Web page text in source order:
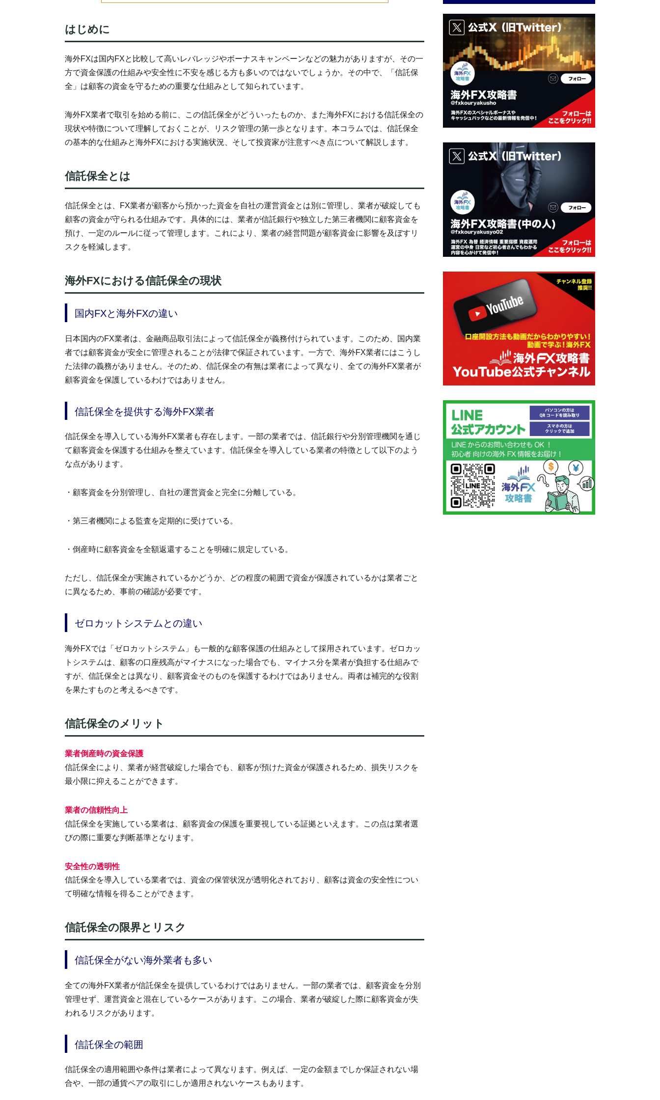
はじめに
海外FXは国内FXと比較して高いレバレッジやボーナスキャンペーンなどの魅力がありますが、その一
方で資金保護の仕組みや安全性に不安を感じる方も多いのではないでしょうか。その中で、「信託保
全」は顧客の資金を守るための重要な仕組みとして知られています。
海外FX業者で取引を始める前に、この信託保全がどういったものか、また海外FXにおける信託保全の
現状や特徴について理解しておくことが、リスク管理の第一歩となります。本コラムでは、信託保全
の基本的な仕組みと海外FXにおける実施状況、そして投資家が注意すべき点について解説します。
信託保全とは
信託保全とは、FX業者が顧客から預かった資金を自社の運営資金とは別に管理し、業者が破綻しても
顧客の資金が守られる仕組みです。具体的には、業者が信託銀行や独立した第三者機関に顧客資金を
預け、一定のルールに従って管理します。これにより、業者の経営問題が顧客資金に影響を及ぼすリ
スクを軽減します。
海外FXにおける信託保全の現状
国内FXと海外FXの違い
日本国内のFX業者は、金融商品取引法によって信託保全が義務付けられています。このため、国内業
者では顧客資金が安全に管理されることが法律で保証されています。一方で、海外FX業者にはこうし
た法律の義務がありません。そのため、信託保全の有無は業者によって異なり、全ての海外FX業者が
顧客資金を保護しているわけではありません。
信託保全を提供する海外FX業者
信託保全を導入している海外FX業者も存在します。一部の業者では、信託銀行や分別管理機関を通じ
て顧客資金を保護する仕組みを整えています。信託保全を導入している業者の特徴として以下のよう
な点があります。
・顧客資金を分別管理し、自社の運営資金と完全に分離している。
・第三者機関による監査を定期的に受けている。
・倒産時に顧客資金を全額返還することを明確に規定している。
ただし、信託保全が実施されているかどうか、どの程度の範囲で資金が保護されているかは業者ごと
に異なるため、事前の確認が必要です。
ゼロカットシステムとの違い
海外FXでは「ゼロカットシステム」も一般的な顧客保護の仕組みとして採用されています。ゼロカッ
トシステムは、顧客の口座残高がマイナスになった場合でも、マイナス分を業者が負担する仕組みで
すが、信託保全とは異なり、顧客資金そのものを保護するわけではありません。両者は補完的な役割
を果たすものと考えるべきです。
信託保全のメリット
業者倒産時の資金保護
信託保全により、業者が経営破綻した場合でも、顧客が預けた資金が保護されるため、損失リスクを
最小限に抑えることができます。
業者の信頼性向上
信託保全を実施している業者は、顧客資金の保護を重要視している証拠といえます。この点は業者選
びの際に重要な判断基準となります。
安全性の透明性
信託保全を導入している業者では、資金の保管状況が透明化されており、顧客は資金の安全性につい
て明確な情報を得ることができます。
信託保全の限界とリスク
信託保全がない海外業者も多い
全ての海外FX業者が信託保全を提供しているわけではありません。一部の業者では、顧客資金を分別
管理せず、運営資金と混在しているケースがあります。この場合、業者が破綻した際に顧客資金が失
われるリスクがあります。
信託保全の範囲
信託保全の適用範囲や条件は業者によって異なります。例えば、一定の金額までしか保証されない場
合や、一部の通貨ペアの取引にしか適用されないケースもあります。